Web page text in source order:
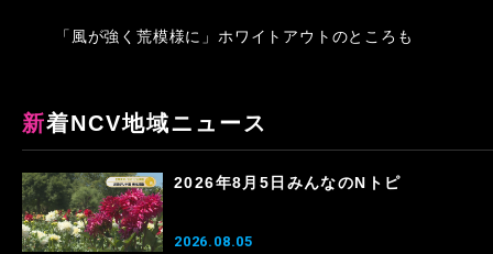
「風が強く荒模様に」ホワイトアウトのところも
新着NCV地域ニュース
2026年8月5日みんなのNトピ
2026.08.05